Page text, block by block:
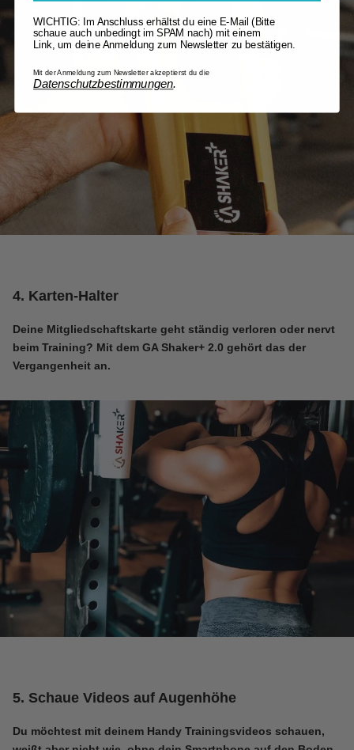
4. Karten-Halter
Deine Mitgliedschaftskarte geht ständig verloren oder nervt
beim Training? Mit dem GA Shaker+ 2.0 gehört das der
Vergangenheit an.
5. Schaue Videos auf Augenhöhe
Du möchtest mit deinem Handy Trainingsvideos schauen,
WICHTIG: Im Anschluss erhältst du eine E-Mail (Bitte
schaue auch unbedingt im SPAM nach) mit einem
Link, um deine Anmeldung zum Newsletter zu bestätigen.
Mit der Anmeldung zum Newsletter akzeptierst du die
Datenschutzbestimmungen.